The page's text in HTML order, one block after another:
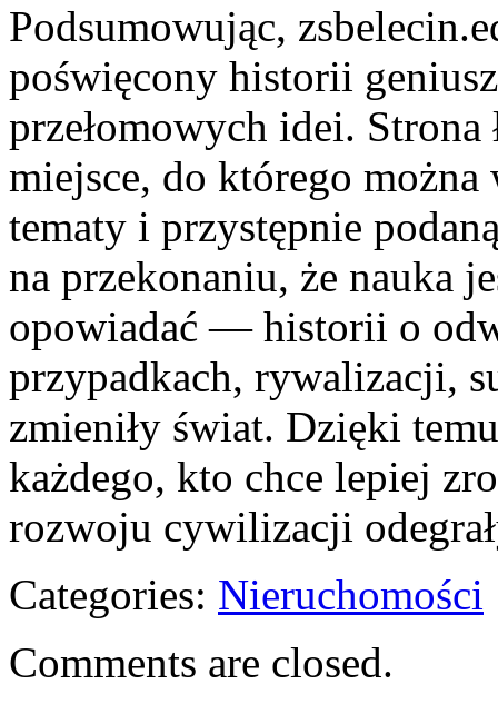
Podsumowując,
poświęcony historii
przełomowych idei.
miejsce, do którego
tematy i przystępnie
na przekonaniu, że nauka
opowiadać — historii o
przypadkach, rywalizacji,
zmieniły świat. Dzięki
każdego, kto chce lepiej
rozwoju cywilizacji
Categories: Nieruchomości
Comments are closed.